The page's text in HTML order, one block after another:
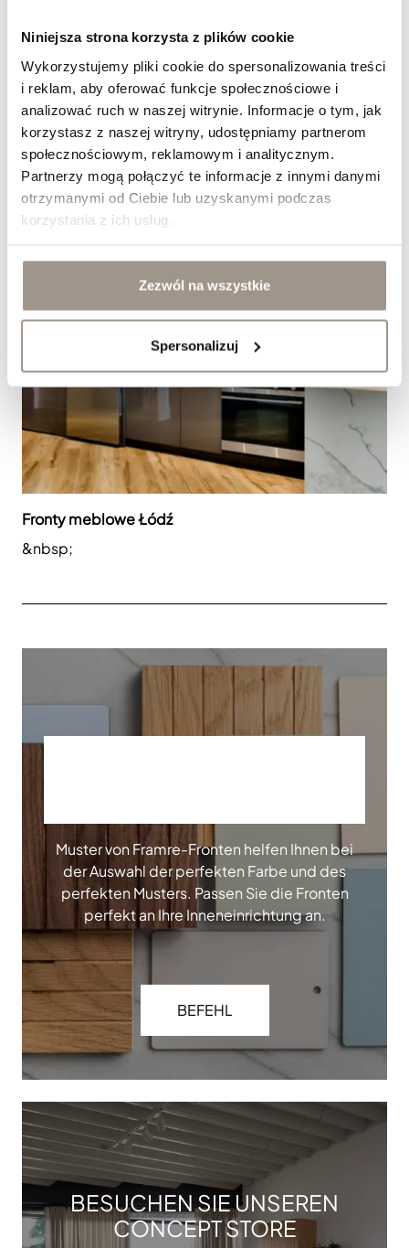
Niniejsza strona korzysta z plików cookie
Wykorzystujemy pliki cookie do spersonalizowania treści
i reklam, aby oferować funkcje społecznościowe i
analizować ruch w naszej witrynie. Informacje o tym, jak
korzystasz z naszej witryny, udostępniamy partnerom
społecznościowym, reklamowym i analitycznym.
Partnerzy mogą połączyć te informacje z innymi danymi
otrzymanymi od Ciebie lub uzyskanymi podczas
korzystania z ich usług.
Zezwól na wszystkie
Spersonalizuj
modern classic?
&nbsp;
Fronty meblowe Łódź
&nbsp;
Muster von Framre-Fronten helfen Ihnen bei
der Auswahl der perfekten Farbe und des
perfekten Musters. Passen Sie die Fronten
perfekt an Ihre Inneneinrichtung an.
BEFEHL
BESUCHEN SIE UNSEREN
CONCEPT STORE